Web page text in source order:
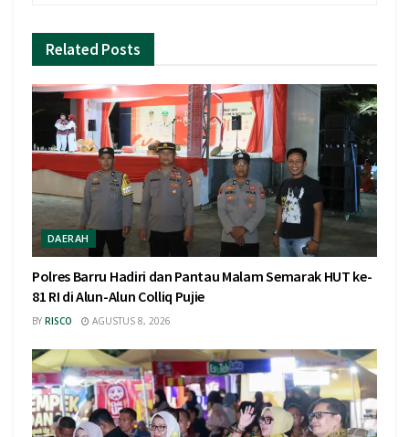
Related Posts
DAERAH
Polres Barru Hadiri dan Pantau Malam Semarak HUT ke-
81 RI di Alun-Alun Colliq Pujie
BY RISCO AGUSTUS 8, 2026